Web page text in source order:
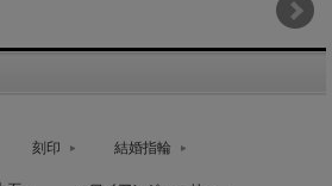
刻印 結婚指輪